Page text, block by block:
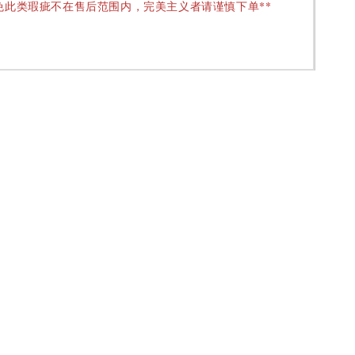
此类瑕疵不在售后范围内，完美主义者请谨慎下单**